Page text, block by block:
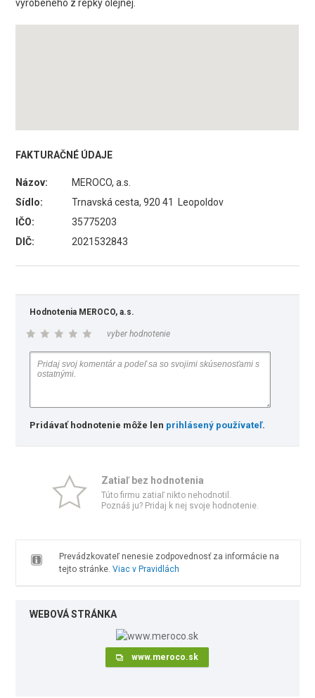
vyrobeného z repky olejnej.
FAKTURAČNÉ ÚDAJE
Názov:
MEROCO, a.s.
Sídlo:
Trnavská cesta, 920 41 Leopoldov
IČO:
35775203
DIČ:
2021532843
Hodnotenia MEROCO, a.s.
vyber hodnotenie
Pridávať hodnotenie môže len prihlásený používateľ.
Zatiaľ bez hodnotenia
Túto firmu zatiaľ nikto nehodnotil.
Poznáš ju? Pridaj k nej svoje hodnotenie.
Prevádzkovateľ nenesie zodpovednosť za informácie na
tejto stránke. Viac v Pravidlách
WEBOVÁ STRÁNKA
www.meroco.sk